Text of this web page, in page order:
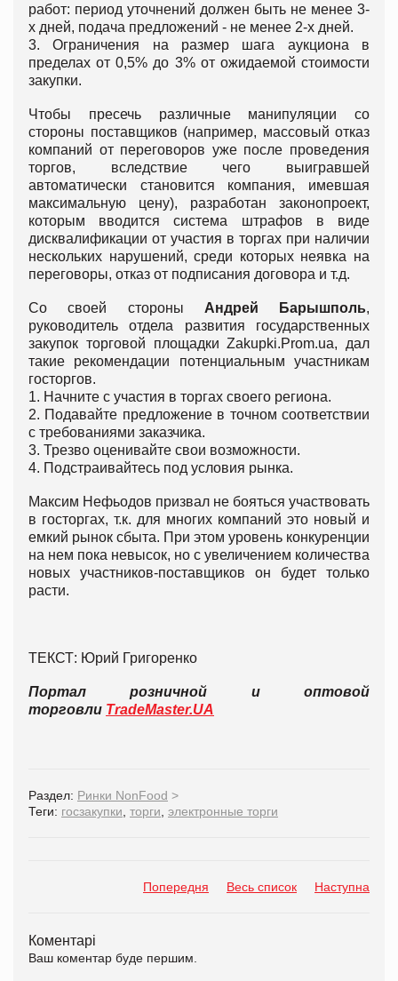
работ: период уточнений должен быть не менее 3-
х дней, подача предложений - не менее 2-х дней.
3. Ограничения на размер шага аукциона в
пределах от 0,5% до 3% от ожидаемой стоимости
закупки.
Чтобы пресечь различные манипуляции со
стороны поставщиков (например, массовый отказ
компаний от переговоров уже после проведения
торгов, вследствие чего выигравшей
автоматически становится компания, имевшая
максимальную цену), разработан законопроект,
которым вводится система штрафов в виде
дисквалификации от участия в торгах при наличии
нескольких нарушений, среди которых неявка на
переговоры, отказ от подписания договора и т.д.
Со своей стороны Андрей Барышполь,
руководитель отдела развития государственных
закупок торговой площадки Zakupki.Prom.ua, дал
такие рекомендации потенциальным участникам
госторгов.
1. Начните с участия в торгах своего региона.
2. Подавайте предложение в точном соответствии
с требованиями заказчика.
3. Трезво оценивайте свои возможности.
4. Подстраивайтесь под условия рынка.
Максим Нефьодов призвал не бояться участвовать
в госторгах, т.к. для многих компаний это новый и
емкий рынок сбыта. При этом уровень конкуренции
на нем пока невысок, но с увеличением количества
новых участников-поставщиков он будет только
расти.
ТЕКСТ: Юрий Григоренко
Портал розничной и оптовой
торговли TradeMaster.UA
Раздел: Ринки NonFood >
Теги: госзакупки торги электронные торги
Попередня Весь список Наступна
Коментарі
Ваш коментар буде першим.